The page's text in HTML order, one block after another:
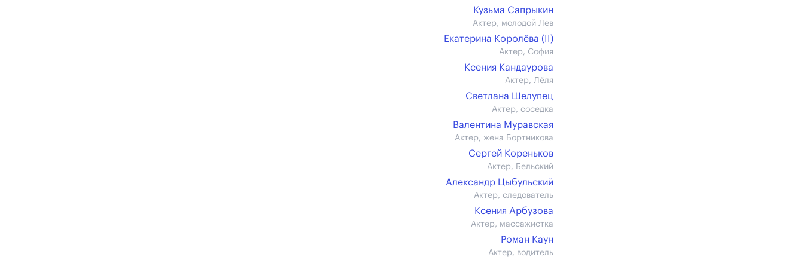
Кузьма Сапрыкин
Актер, молодой Лев
Екатерина Королёва (II)
Актер, София
Ксения Кандаурова
Актер, Лёля
Светлана Шелупец
Актер, соседка
Валентина Муравская
Актер, жена Бортникова
Сергей Кореньков
Актер, Бельский
Александр Цыбульский
Актер, следователь
Ксения Арбузова
Актер, массажистка
Роман Каун
Актер, водитель